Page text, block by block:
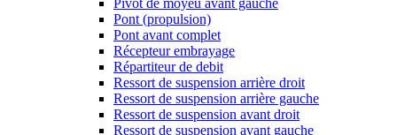
Pivot de moyeu avant gauche
Pont (propulsion)
Pont avant complet
Récepteur embrayage
Répartiteur de debit
Ressort de suspension arrière droit
Ressort de suspension arrière gauche
Ressort de suspension avant droit
Ressort de suspension avant gauche